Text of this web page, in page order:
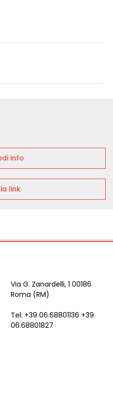
info
link
Via G. Zanardelli, 1 00186
Roma (RM)
Tel: +39 06.68801136 +39
06.68801827